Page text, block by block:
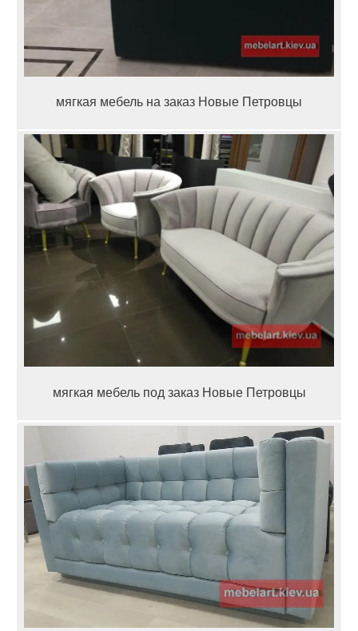
мягкая мебель на заказ Новые Петровцы
мягкая мебель под заказ Новые Петровцы